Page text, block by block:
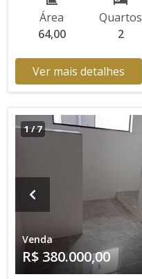
2433 CRECISP: 41718-J
Área
64,00
Quartos
2
Ver mais detalhes
1/7
Venda
R$ 380.000,00